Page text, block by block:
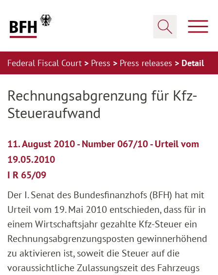
Federal Fiscal Court Press Press releases Detail
Rechnungsabgrenzung für Kfz-
Steueraufwand
11. August 2010 - Number 067/10 - Urteil vom
19.05.2010
I R 65/09
Der I. Senat des Bundesfinanzhofs (BFH) hat mit
Urteil vom 19. Mai 2010 entschieden, dass für in
einem Wirtschaftsjahr gezahlte Kfz-Steuer ein
Rechnungsabgrenzungsposten gewinnerhöhend
zu aktivieren ist, soweit die Steuer auf die
voraussichtliche Zulassungszeit des Fahrzeugs